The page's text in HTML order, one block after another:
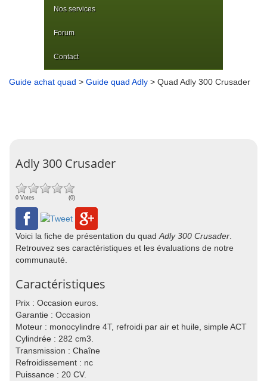
Nos services
Forum
Contact
Guide achat quad > Guide quad Adly > Quad Adly 300 Crusader
Adly 300 Crusader
0 Votes (0)
Voici la fiche de présentation du quad Adly 300 Crusader
Retrouvez ses caractéristiques et les évaluations de notre
communauté.
Caractéristiques
Prix : Occasion euros.
Garantie : Occasion
Moteur : monocylindre 4T, refroidi par air et huile, simple ACT
Cylindrée : 282 cm3.
Transmission : Chaîne
Refroidissement : nc
Puissance : 20 CV.